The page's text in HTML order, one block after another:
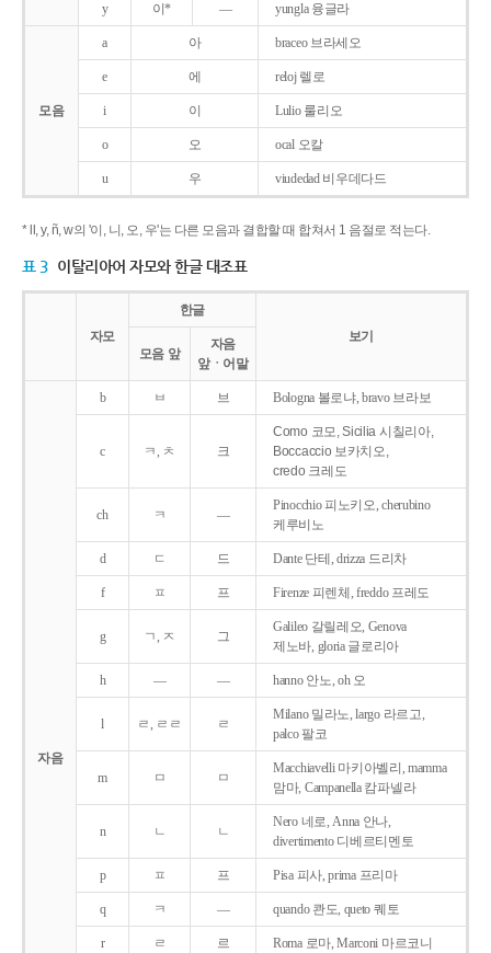
y 이* ― yungla 융글라
모음
a 아 braceo 브라세오
e 에 reloj 렐로
i 이 Lulio 룰리오
o 오 ocal 오칼
u 우 viudedad 비우데다드
* ll, y, ñ, w의 '이, 니, 오, 우'는 다른 모음과 결합할 때 합쳐서 1 음절로 적는다.
표 3 이탈리아어 자모와 한글 대조표
자모
한글
보기
모음 앞
자음
앞ㆍ어말
자음
b ㅂ 브 Bologna 볼로냐, bravo 브라보
c ㅋ, ㅊ 크
Como 코모, Sicilia 시칠리아,
Boccaccio 보카치오,
credo 크레도
ch ㅋ ―
Pinocchio 피노키오, cherubino
케루비노
d ㄷ 드 Dante 단테, drizza 드리차
f ㅍ 프 Firenze 피렌체, freddo 프레도
g ㄱ, ㅈ 그
Galileo 갈릴레오, Genova
제노바, gloria 글로리아
h ― ― hanno 안노, oh 오
l ㄹ, ㄹㄹ ㄹ
Milano 밀라노, largo 라르고,
palco 팔코
m ㅁ ㅁ
Macchiavelli 마키아벨리, mamma
맘마, Campanella 캄파넬라
n ㄴ ㄴ
Nero 네로, Anna 안나,
divertimento 디베르티멘토
p ㅍ 프 Pisa 피사, prima 프리마
q ㅋ ― quando 콴도, queto 퀘토
r ㄹ 르 Roma 로마, Marconi 마르코니